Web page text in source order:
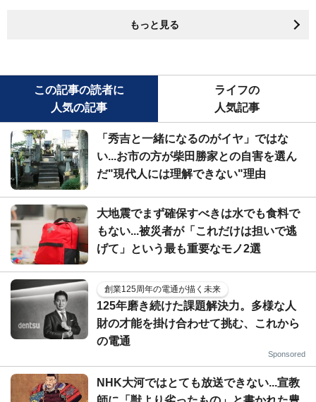
もっと見る
この記事の読者に
人気の記事
ライフの
人気記事
「秀吉と一緒になるのがイヤ」ではな
い...お市の方が柴田勝家との自害を選ん
だ"現代人には理解できない"理由
大地震でまず確保すべきは水でも食料で
もない...被災者が「これだけは担いで逃
げて」という最も重要なモノ2選
創業125周年の電通が描く未来
125年磨き続けた課題解決力。多様な人
財の才能を掛け合わせて挑む、これから
の電通
Sponsored
NHK大河ではとても放送できない...宣教